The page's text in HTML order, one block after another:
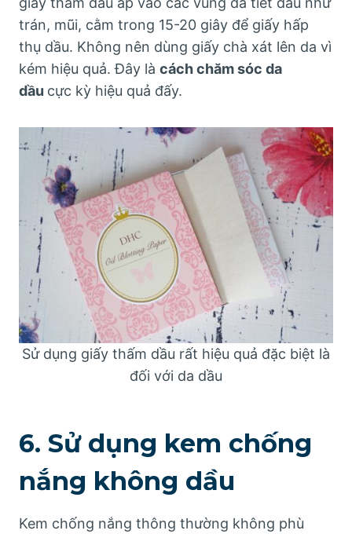
trán, mũi, cằm trong 15-20 giây để giấy hấp
thụ dầu. Không nên dùng giấy chà xát lên da vì
kém hiệu quả. Đây là cách chăm sóc da
dầu cực kỳ hiệu quả đấy.
Sử dụng giấy thấm dầu rất hiệu quả đặc biệt là
đối với da dầu
6. Sử dụng kem chống
nắng không dầu
Kem chống nắng thông thường không phù